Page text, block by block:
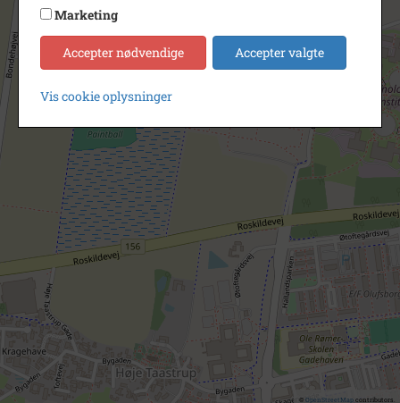
© OpenStreetMapcontributors.
Marketing
Accepter nødvendige Accepter valgte
Vis cookie oplysninger